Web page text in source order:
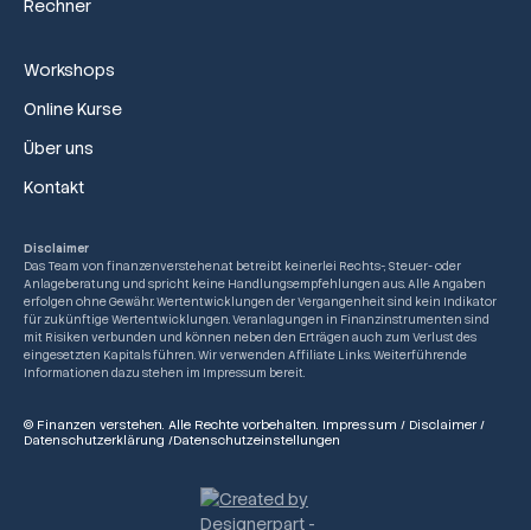
Rechner
Workshops
Online Kurse
Über uns
Kontakt
Disclaimer
Das Team von finanzenverstehen.at betreibt keinerlei Rechts-, Steuer- oder
Anlageberatung und spricht keine Handlungsempfehlungen aus. Alle Angaben
erfolgen ohne Gewähr. Wertentwicklungen der Vergangenheit sind kein Indikator
für zukünftige Wertentwicklungen. Veranlagungen in Finanzinstrumenten sind
mit Risiken verbunden und können neben den Erträgen auch zum Verlust des
eingesetzten Kapitals führen. Wir verwenden Affiliate Links. Weiterführende
Informationen dazu stehen im Impressum bereit.
© Finanzen verstehen. Alle Rechte vorbehalten. Impressum / Disclaimer /
Datenschutzerklärung /Datenschutzeinstellungen